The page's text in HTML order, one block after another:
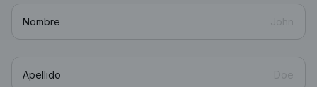
Nombre
Apellido